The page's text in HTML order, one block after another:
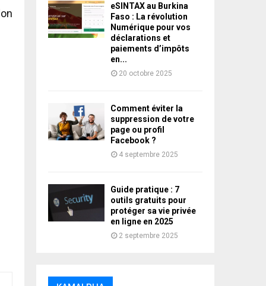
eSINTAX au Burkina
Faso : La révolution
Numérique pour vos
déclarations et
paiements d’impôts
en...
20 octobre 2025
Comment éviter la
suppression de votre
page ou profil
Facebook ?
4 septembre 2025
Guide pratique : 7
outils gratuits pour
protéger sa vie privée
en ligne en 2025
2 septembre 2025